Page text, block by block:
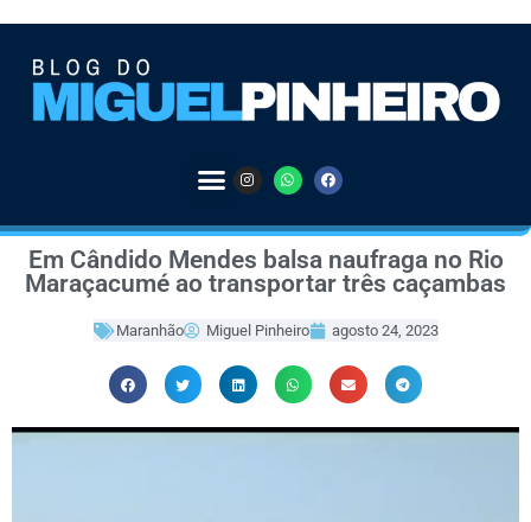
Em Cândido Mendes balsa naufraga no Rio
Maraçacumé ao transportar três caçambas
Maranhão Miguel Pinheiro agosto 24, 2023
Tocador